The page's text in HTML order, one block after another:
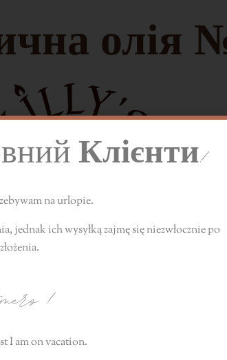
олія
класу зі святковим, зимовим
та косметики.
Клієнти!
na urlopie.
jednak ich wysyłką zajmę się niezwłoczniepo
!
I am on vacation.